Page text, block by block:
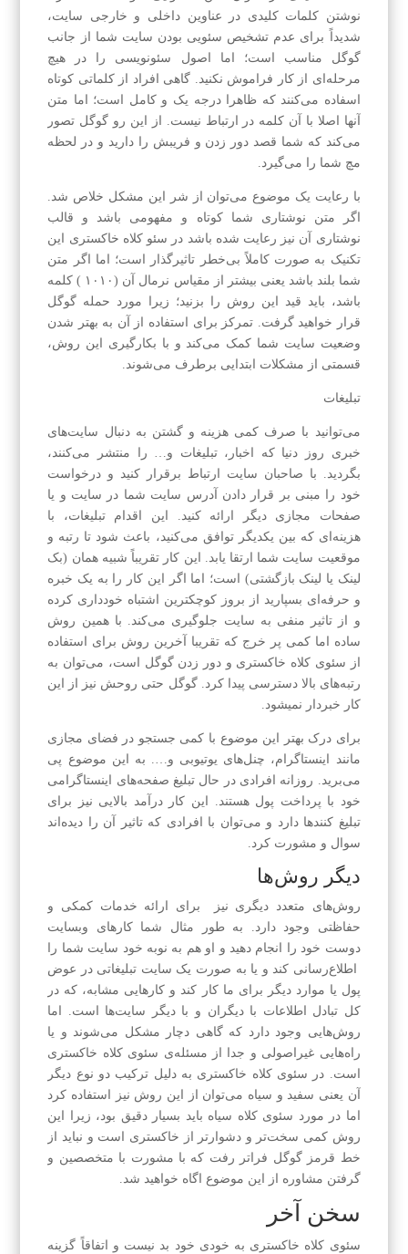
نوشتن کلمات کلیدی در عناوین داخلی و خارجی سایت،
شدیداً برای عدم تشخیص سئویی بودن سایت شما از جانب
گوگل مناسب است؛ اما اصول سئونویسی را در هیچ
مرحله‌ای از کار فراموش نکنید. گاهی افراد از کلماتی کوتاه
اسفاده می‌کنند که ظاهرا درجه یک و کامل است؛ اما متن
آنها اصلا با آن کلمه در ارتباط نیست. از این رو گوگل تصور
می‌کند که شما قصد دور زدن و فریبش را دارید و در لحظه
مچ شما را می‌گیرد.
با رعایت یک موضوع می‌توان از شر این مشکل خلاص شد.
اگر متن نوشتاری شما کوتاه و مفهومی باشد و قالب
نوشتاری آن نیز رعایت شده باشد در سئو کلاه خاکستری این
تکنیک به صورت کاملاً بی‌خطر تاثیرگذار است؛ اما اگر متن
شما بلند باشد یعنی بیشتر از مقیاس نرمال آن (۱۰۱۰ ) کلمه
باشد، باید قید این روش را بزنید؛ زیرا مورد حمله گوگل
قرار خواهید گرفت. تمرکز برای استفاده از آن به بهتر شدن
وضعیت سایت شما کمک می‌کند و با بکارگیری این روش،
قسمتی از مشکلات ابتدایی برطرف می‌شوند.
تبلیغات
می‌توانید با صرف کمی هزینه و گشتن به دنبال سایت‌های
خبری روز دنیا که اخبار، تبلیغات و… را منتشر می‌کنند،
بگردید. با صاحبان سایت ارتباط برقرار کنید و درخواست
خود را مبنی بر قرار دادن آدرس سایت شما در سایت و یا
صفحات مجازی دیگر ارائه کنید. این اقدام تبلیغات، با
هزینه‌ای که بین یکدیگر توافق می‌کنید، باعث شود تا رتبه و
موقعیت سایت شما ارتقا یابد. این کار تقریباً شبیه همان (بک
لینک یا لینک بازگشتی) است؛ اما اگر این کار را به یک خبره
و حرفه‌ای بسپارید از بروز کوچکترین اشتباه خودداری کرده
و از تاثیر منفی به سایت جلوگیری می‌کند. با همین روش
ساده اما کمی پر خرج که تقریبا آخرین روش برای استفاده
از سئوی کلاه خاکستری و دور زدن گوگل است، می‌توان به
رتبه‌های بالا دسترسی پیدا کرد. گوگل حتی روحش نیز از این
کار خبردار نمیشود.
برای درک بهتر این موضوع با کمی جستجو در فضای مجازی
مانند اینستاگرام، چنل‌های یوتیوبی و…. به این موضوع پی
می‌برید. روزانه افرادی در حال تبلیغ صفحه‌های اینستاگرامی
خود با پرداخت پول هستند. این کار درآمد بالایی نیز برای
تبلیغ کنند‌ها دارد و می‌توان با افرادی که تاثیر آن را دیده‌اند
سوال و مشورت کرد.
دیگر روش‌ها
روش‌های متعدد دیگری نیز برای ارائه خدمات کمکی و
حفاظتی وجود دارد. به طور مثال شما کارهای وبسایت
دوست خود را انجام دهید و او هم به نوبه خود سایت شما را
اطلاع‌رسانی کند و یا به صورت یک سایت تبلیغاتی در عوض
پول یا موارد دیگر برای ما کار کند و کارهایی مشابه، که در
کل تبادل اطلاعات با دیگران و با دیگر سایت‌ها است. اما
روش‌هایی وجود دارد که گاهی دچار مشکل می‌شوند و یا
راه‌هایی غیراصولی و جدا از مسئله‌ی سئوی کلاه خاکستری
است. در سئوی کلاه خاکستری به دلیل ترکیب دو نوع دیگر
آن یعنی سفید و سیاه می‌توان از این روش نیز استفاده کرد
اما در مورد سئوی کلاه سیاه باید بسیار دقیق بود، زیرا این
روش کمی سخت‌تر و دشوارتر از خاکستری است و نباید از
خط قرمز گوگل فراتر رفت که با مشورت با متخصصین و
گرفتن مشاوره از این موضوع اگاه خواهید شد.
سخن آخر
سئوی کلاه خاکستری به خودی خود بد نیست و اتفاقاً گزینه